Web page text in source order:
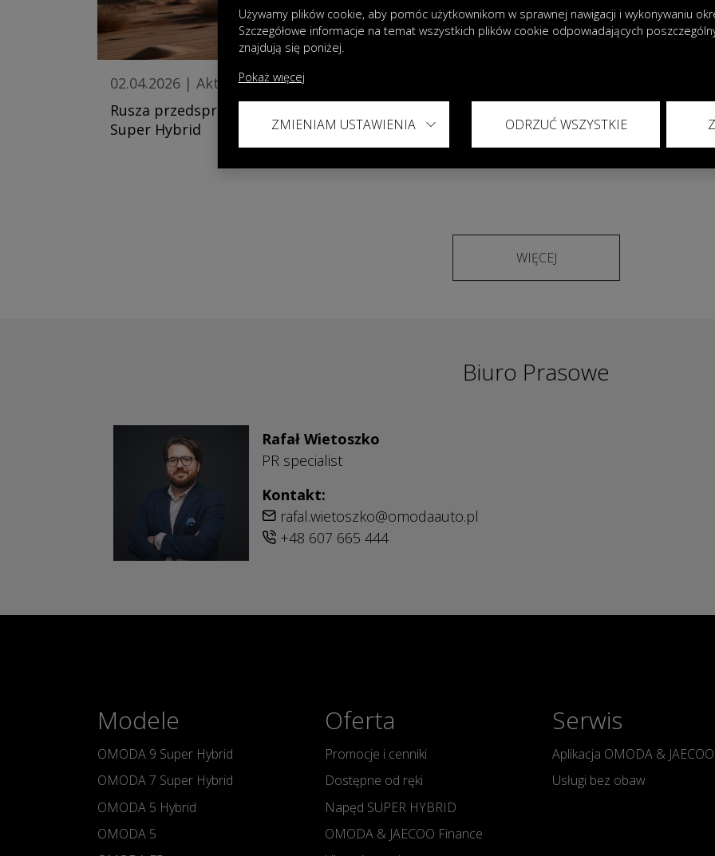
02.04.2026 | Aktualności
Rusza przedsprzedaż JAECOO 8
Super Hybrid
napędowi Super Hybrid System w
modelach OMODA & JAECOO
WIĘCEJ
Biuro Prasowe
Rafał Wietoszko
PR specialist
Kontakt:
rafal.wietoszko@omodaauto.pl
+48 607 665 444
Modele
OMODA 9 Super Hybrid
OMODA 7 Super Hybrid
OMODA 5 Hybrid
OMODA 5
Oferta
Promocje i cenniki
Dostępne od ręki
Napęd SUPER HYBRID
OMODA & JAECOO Finance
Serwis
Aplikacja OMODA & JAECOO
Usługi bez obaw
Używamy plików cookie, aby pomóc użytkownikom w sprawnej nawigacji i wykonywaniu
Szczegółowe informacje na temat wszystkich plików cookie odpowiadających
znajdują się poniżej.
Pokaż więcej
ZMIENIAM USTAWIENIA ODRZUĆ WSZYSTKIE